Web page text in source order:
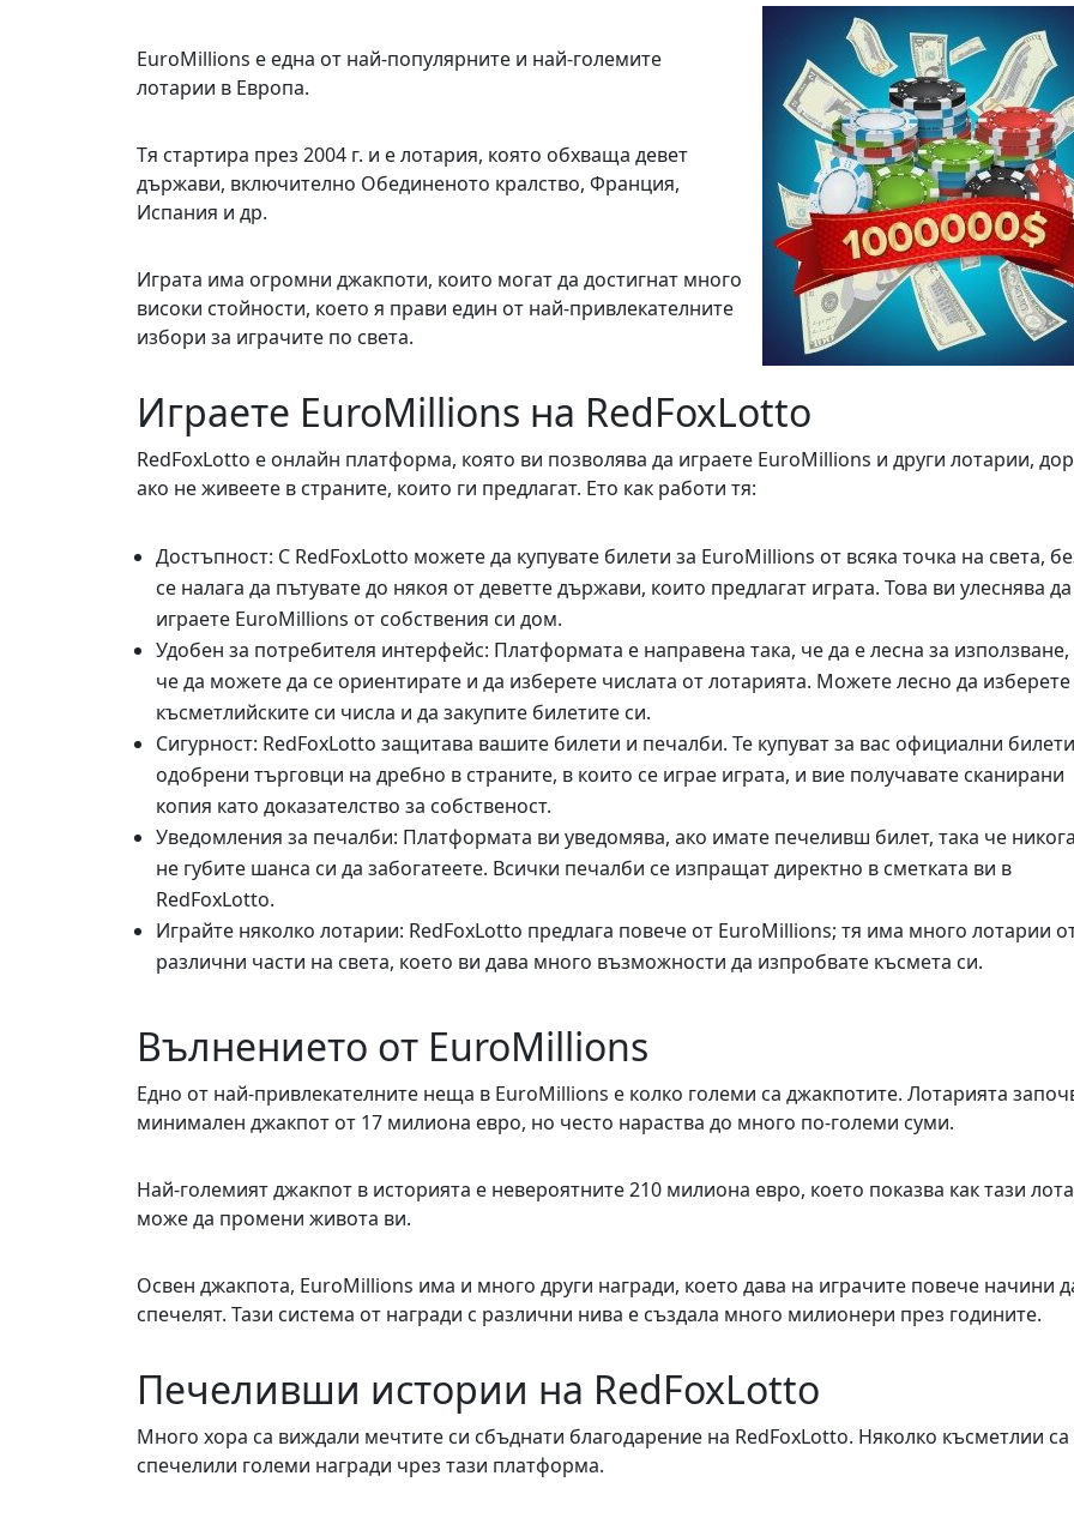
EuroMillions е една от най-популярните и най-големите
лотарии в Европа.
Тя стартира през 2004 г. и е лотария, която обхваща девет
държави, включително Обединеното кралство, Франция,
Испания и др.
Играта има огромни джакпоти, които могат да достигнат много
високи стойности, което я прави един от най-привлекателните
избори за играчите по света.
Играете EuroMillions на RedFoxLotto
RedFoxLotto е онлайн платформа, която ви позволява да играете EuroMillions и други лотарии,
ако не живеете в страните, които ги предлагат. Ето как работи тя:
Достъпност: С RedFoxLotto можете да купувате билети за EuroMillions от всяка точка на света,
се налага да пътувате до някоя от деветте държави, които предлагат играта. Това ви улеснява да
играете EuroMillions от собствения си дом.
Удобен за потребителя интерфейс: Платформата е направена така, че да е лесна за използване,
че да можете да се ориентирате и да изберете числата от лотарията. Можете лесно да изберете
късметлийските си числа и да закупите билетите си.
Сигурност: RedFoxLotto защитава вашите билети и печалби. Те купуват за вас официални
одобрени търговци на дребно в страните, в които се играе играта, и вие получавате сканирани
копия като доказателство за собственост.
Уведомления за печалби: Платформата ви уведомява, ако имате печеливш билет, така че
не губите шанса си да забогатеете. Всички печалби се изпращат директно в сметката ви в
RedFoxLotto.
Играйте няколко лотарии: RedFoxLotto предлага повече от EuroMillions; тя има много лотарии
различни части на света, което ви дава много възможности да изпробвате късмета си.
Вълнението от EuroMillions
Едно от най-привлекателните неща в EuroMillions е колко големи са джакпотите. Лотарията
минимален джакпот от 17 милиона евро, но често нараства до много по-големи суми.
Най-големият джакпот в историята е невероятните 210 милиона евро, което показва как тази
може да промени живота ви.
Освен джакпота, EuroMillions има и много други награди, което дава на играчите повече начини
спечелят. Тази система от награди с различни нива е създала много милионери през годините.
Печеливши истории на RedFoxLotto
Много хора са виждали мечтите си сбъднати благодарение на RedFoxLotto. Няколко късметлии са
спечелили големи награди чрез тази платформа.